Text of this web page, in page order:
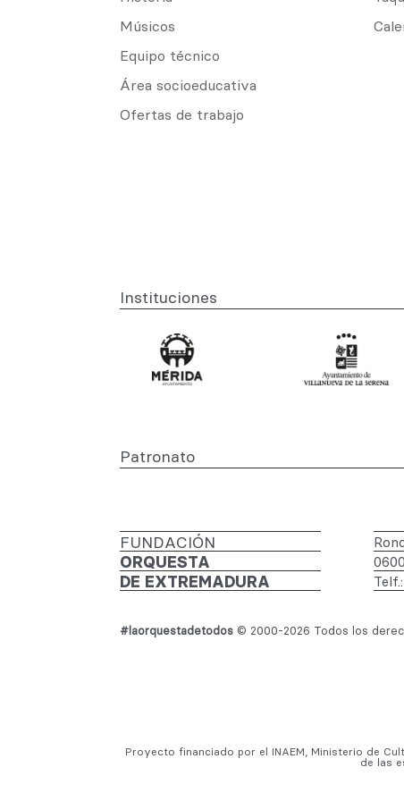
Músicos
Equipo técnico
Área socioeducativa
Ofertas de trabajo
Instituciones
Patronato
FUNDACIÓN
ORQUESTA
DE EXTREMADURA
#laorquestadetodos © 2000-2026 Todos los
Proyecto financiado por el INAEM, Ministerio de
de las